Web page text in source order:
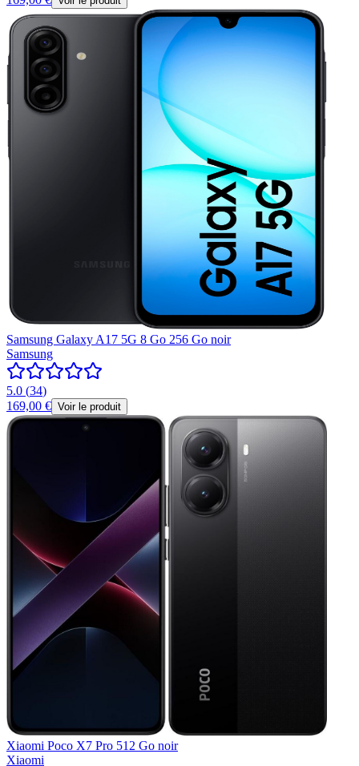
Samsung Galaxy A17 5G 8 Go 256 Go noir
Samsung
5.0 (34)
169,00 € Voir le produit
Xiaomi Poco X7 Pro 512 Go noir
Xiaomi